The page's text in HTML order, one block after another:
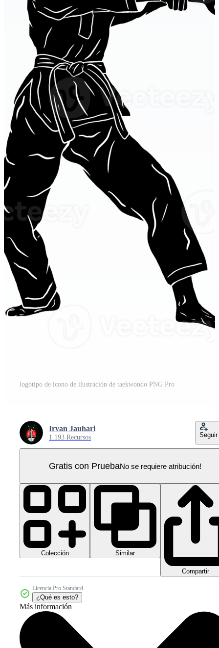
logotipo de icono de ilustración de taekwondo PNG Pro
Irvan Jauhari
1.193 Recursos Seguir
Gratis con PruebaNo se requiere atribución!
Colección Similar
Compartir
Licencia Pro Standard
¿Qué es esto?
Más información